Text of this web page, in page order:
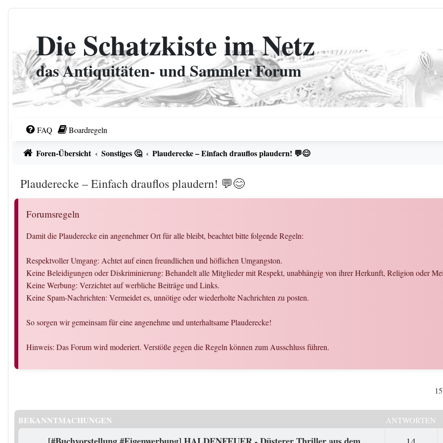
Zum Inhalt
Die Schatzkiste im Netz
das Antiquitäten- und Sammler Forum
FAQ Boardregeln
Foren-Übersicht Sonstiges 🤔 Plauderecke – Einfach drauflos plaudern! 💬😊
Plauderecke – Einfach drauflos plaudern! 💬😊
Forumsregeln
Damit die Plauderecke ein angenehmer Ort für alle bleibt, beachtet bitte folgende Regeln:
Respektvoller Umgang: Achtet auf einen freundlichen und höflichen Umgangston.
Keine Beleidigungen oder Diskriminierung: Behandelt alle Mitglieder mit Respekt, unabhängig von ihrer Herkunft, Religion oder
Keine Werbung: Verzichtet auf werbliche Beiträge und Links.
Keine Spam-Nachrichten: Vermeidet es, unnötige oder wiederholte Nachrichten zu posten.
So sorgen wir gemeinsam für eine angenehme und unterhaltsame Plauderecke!
Hinweis: Das Forum wird moderiert. Verstöße gegen die Regeln können zum Ausschluss führen.
BEKANNTMACHUNGEN ANTWORTEN